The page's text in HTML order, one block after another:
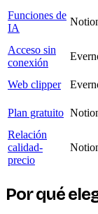
Funciones de
IA
Acceso sin
conexión
Web clipper
Plan gratuito
Relación
calidad-
precio
Por qué